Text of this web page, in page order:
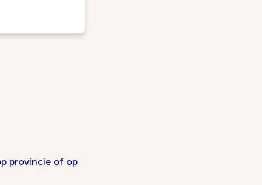
provincie of op